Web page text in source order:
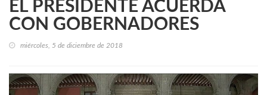
EL PRESIDENTE ACUERDA
CON GOBERNADORES
miércoles, 5 de diciembre de 2018